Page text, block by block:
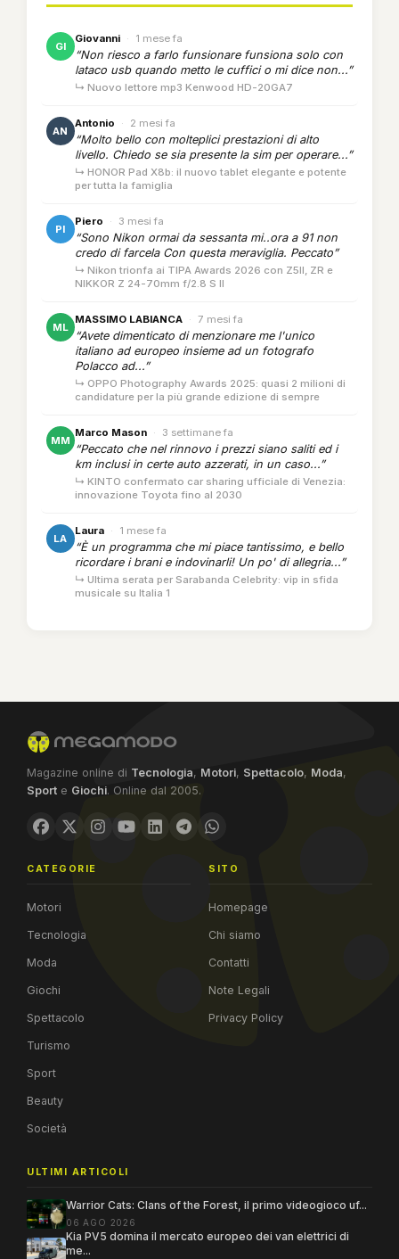
GI
Giovanni · 1 mese fa
“Non riesco a farlo funsionare funsiona solo con
lataco usb quando metto le cuffici o mi dice non...”
↳ Nuovo lettore mp3 Kenwood HD-20GA7
AN
Antonio · 2 mesi fa
“Molto bello con molteplici prestazioni di alto
livello. Chiedo se sia presente la sim per operare...”
↳ HONOR Pad X8b: il nuovo tablet elegante e potente
per tutta la famiglia
PI
Piero · 3 mesi fa
“Sono Nikon ormai da sessanta mi..ora a 91 non
credo di farcela Con questa meraviglia. Peccato”
↳ Nikon trionfa ai TIPA Awards 2026 con Z5II, ZR e
NIKKOR Z 24-70mm f/2.8 S II
ML
MASSIMO LABIANCA · 7 mesi fa
“Avete dimenticato di menzionare me l'unico
italiano ad europeo insieme ad un fotografo
Polacco ad...”
↳ OPPO Photography Awards 2025: quasi 2 milioni di
candidature per la più grande edizione di sempre
MM
Marco Mason · 3 settimane fa
“Peccato che nel rinnovo i prezzi siano saliti ed i
km inclusi in certe auto azzerati, in un caso...”
↳ KINTO confermato car sharing ufficiale di Venezia:
innovazione Toyota fino al 2030
LA
Laura · 1 mese fa
“È un programma che mi piace tantissimo, e bello
ricordare i brani e indovinarli! Un po' di allegria...”
↳ Ultima serata per Sarabanda Celebrity: vip in sfida
musicale su Italia 1
Magazine online di Tecnologia, Motori, Spettacolo, Moda,
Sport e Giochi. Online dal 2005.
CATEGORIE
Motori
Tecnologia
Moda
Giochi
Spettacolo
Turismo
Sport
Beauty
Società
SITO
Homepage
Chi siamo
Contatti
Note Legali
Privacy Policy
ULTIMI ARTICOLI
Warrior Cats: Clans of the Forest, il primo videogioco uf...
06 AGO 2026
Kia PV5 domina il mercato europeo dei van elettrici di
me...